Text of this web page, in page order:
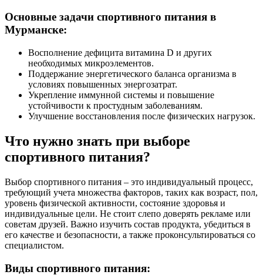
Основные задачи спортивного питания в
Мурманске:
Восполнение дефицита витамина D и других
необходимых микроэлементов.
Поддержание энергетического баланса организма в
условиях повышенных энергозатрат.
Укрепление иммунной системы и повышение
устойчивости к простудным заболеваниям.
Улучшение восстановления после физических нагрузок.
Что нужно знать при выборе
спортивного питания?
Выбор спортивного питания – это индивидуальный процесс,
требующий учета множества факторов, таких как возраст, пол,
уровень физической активности, состояние здоровья и
индивидуальные цели. Не стоит слепо доверять рекламе или
советам друзей. Важно изучить состав продукта, убедиться в
его качестве и безопасности, а также проконсультироваться со
специалистом.
Виды спортивного питания: